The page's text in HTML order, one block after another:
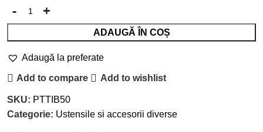
ADAUGĂ ÎN COȘ
Adaugă la preferate
Add to compare Add to wishlist
SKU: PTTIB50
Categorie: Ustensile si accesorii diverse